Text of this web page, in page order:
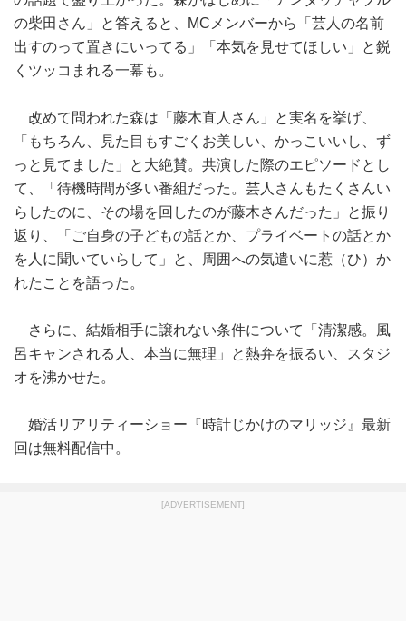
の柴田さん」と答えると、MCメンバーから「芸人の名前
出すのって置きにいってる」「本気を見せてほしい」と鋭
くツッコまれる一幕も。
改めて問われた森は「藤木直人さん」と実名を挙げ、
「もちろん、見た目もすごくお美しい、かっこいいし、ず
っと見てました」と大絶賛。共演した際のエピソードとし
て、「待機時間が多い番組だった。芸人さんもたくさんい
らしたのに、その場を回したのが藤木さんだった」と振り
返り、「ご自身の子どもの話とか、プライベートの話とか
を人に聞いていらして」と、周囲への気遣いに惹（ひ）か
れたことを語った。
さらに、結婚相手に譲れない条件について「清潔感。風
呂キャンされる人、本当に無理」と熱弁を振るい、スタジ
オを沸かせた。
婚活リアリティーショー『時計じかけのマリッジ』最新
回は無料配信中。
[ADVERTISEMENT]